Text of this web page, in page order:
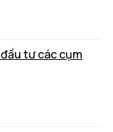
tư các cụm